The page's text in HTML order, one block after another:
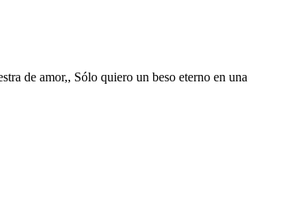
de amor,, Sólo quiero un beso eterno en una